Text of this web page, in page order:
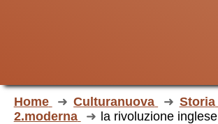
Home Culturanuova
Storia
2.moderna
la rivoluzione inglese